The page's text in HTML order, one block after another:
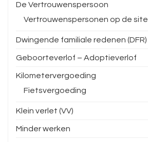
De Vertrouwenspersoon
Vertrouwenspersonen op de site
Dwingende familiale redenen (DFR)
Geboorteverlof – Adoptieverlof
Kilometervergoeding
Fietsvergoeding
Klein verlet (VV)
Minder werken